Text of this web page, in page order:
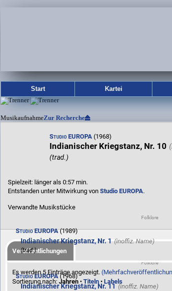
Start Kartei
MusikaufnahmeZur Recherche
Studio EUROPA (1968)
Indianischer Kriegstanz, Nr. 10
(trad.)
Spielzeit: länger als 0:57 min.
Entstanden unter Mitwirkung von Studio EUROPA.
Verwandte Musikstücke
Folklore
Studio EUROPA(1989)
Indianischer Kriegstanz, Nr. 1
(trad.)
Folklore
Studio EUROPA(1968)
Indianischer Kriegstanz, Nr. 11
Veröffentlichungen
Es werden 5 Einträge angezeigt.
Sortierung nach: Jahren • Titeln • Labels